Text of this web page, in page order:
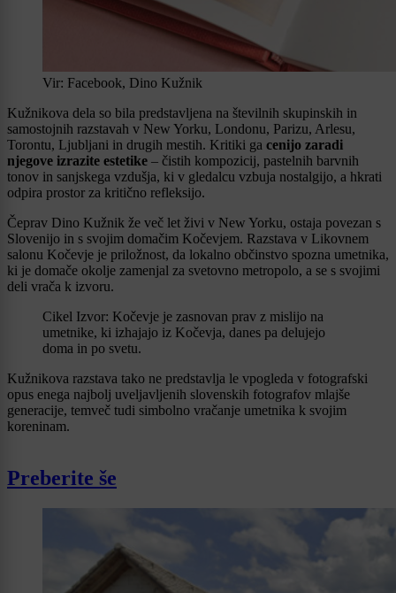
Vir: Facebook, Dino Kužnik
Kužnikova dela so bila predstavljena na številnih skupinskih in
samostojnih razstavah v New Yorku, Londonu, Parizu, Arlesu,
Torontu, Ljubljani in drugih mestih. Kritiki ga cenijo zaradi
njegove izrazite estetike – čistih kompozicij, pastelnih barvnih
tonov in sanjskega vzdušja, ki v gledalcu vzbuja nostalgijo, a hkrati
odpira prostor za kritično refleksijo.
Čeprav Dino Kužnik že več let živi v New Yorku, ostaja povezan s
Slovenijo in s svojim domačim Kočevjem. Razstava v Likovnem
salonu Kočevje je priložnost, da lokalno občinstvo spozna umetnika,
ki je domače okolje zamenjal za svetovno metropolo, a se s svojimi
deli vrača k izvoru.
Cikel Izvor: Kočevje je zasnovan prav z mislijo na
umetnike, ki izhajajo iz Kočevja, danes pa delujejo
doma in po svetu.
Kužnikova razstava tako ne predstavlja le vpogleda v fotografski
opus enega najbolj uveljavljenih slovenskih fotografov mlajše
generacije, temveč tudi simbolno vračanje umetnika k svojim
koreninam.
Preberite še